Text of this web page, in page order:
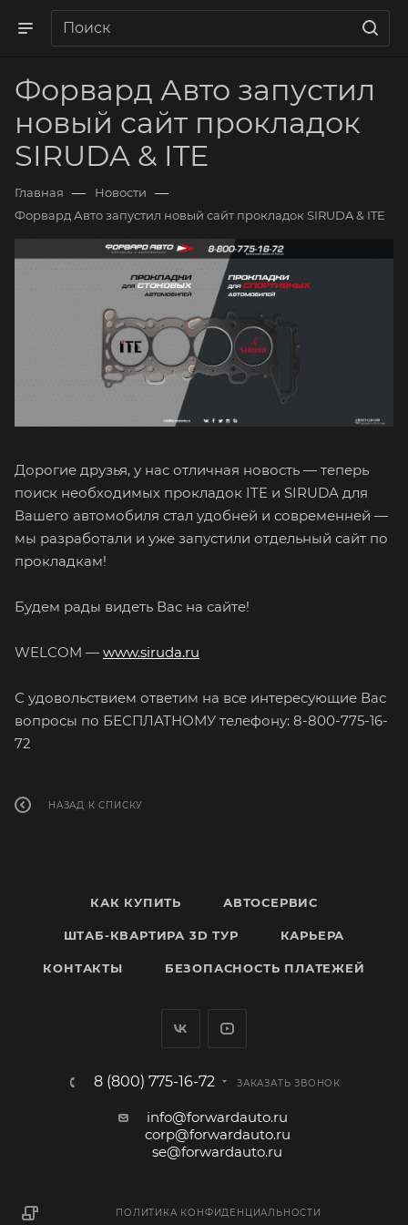
Форвард Авто запустил
новый сайт прокладок
SIRUDA & ITE
Главная — Новости —
Форвард Авто запустил новый сайт прокладок SIRUDA & ITE
Дорогие друзья, у нас отличная новость — теперь
поиск необходимых прокладок ITE и SIRUDA для
Вашего автомобиля стал удобней и современней —
мы разработали и уже запустили отдельный сайт по
прокладкам!
Будем рады видеть Вас на сайте!
WELCOM — www.siruda.ru
С удовольствием ответим на все интересующие Вас
вопросы по БЕСПЛАТНОМУ телефону: 8-800-775-16-
72
НАЗАД К СПИСКУ
КАК КУПИТЬ АВТОСЕРВИС
ШТАБ-КВАРТИРА 3D ТУР КАРЬЕРА
КОНТАКТЫ БЕЗОПАСНОСТЬ ПЛАТЕЖЕЙ
8 (800) 775-16-72 ЗАКАЗАТЬ ЗВОНОК
info@forwardauto.ru
corp@forwardauto.ru
se@forwardauto.ru
ПОЛИТИКА КОНФИДЕНЦИАЛЬНОСТИ